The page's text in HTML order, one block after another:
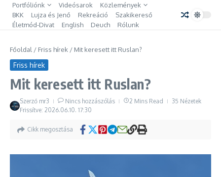
Ugrás a tartalomhoz
Portfóliónk Videósarok
Közlemények
BKK
Lujza és Jenő Rekreáció
Szakikereső
Életmód-Divat
English Deuch Rólunk
Főoldal / Friss hírek / Mit keresett itt Ruslan?
Friss hírek
Mit keresett itt Ruslan?
Szerző mr3 Nincs hozzászólás 2 Mins Read
35 Nézetek
Frissítve: 2026.06.10. 17:30
Cikk megosztása